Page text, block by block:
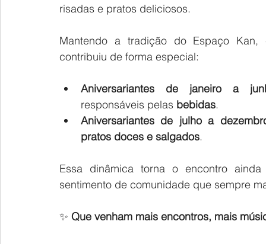
risadas e pratos deliciosos.
Mantendo a tradição do Espaço Kan,
contribuiu de forma especial:
Aniversariantes de janeiro a
responsáveis pelas bebidas.
Aniversariantes de julho a
pratos doces e salgados.
Essa dinâmica torna o encontro
sentimento de comunidade que sempre
✨ Que venham mais encontros, mais